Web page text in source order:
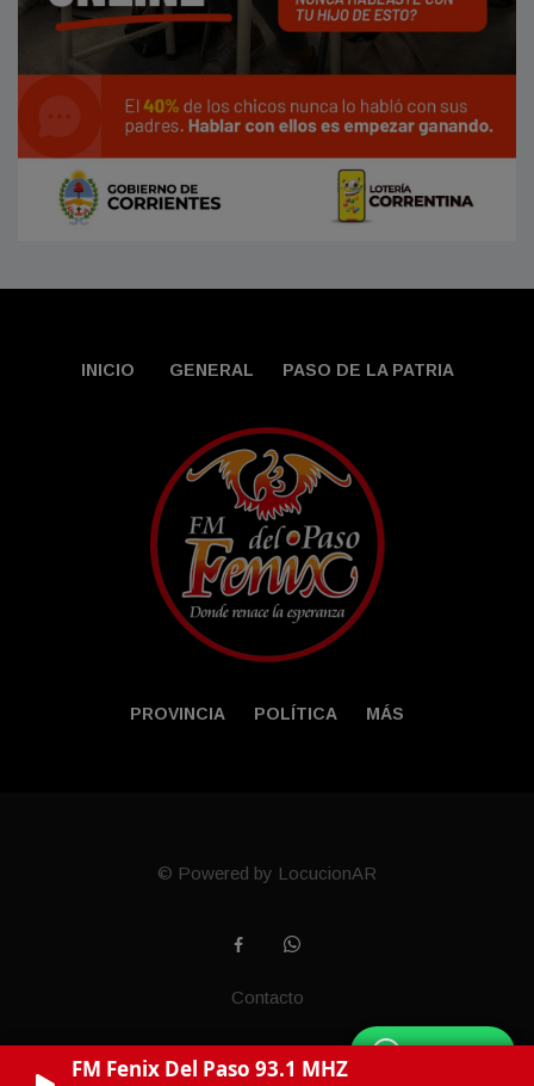
FM Fenix Del Paso 93.1 MHZ
WhatsApp
INICIO GENERAL PASO DE LA PATRIA
PROVINCIA POLÍTICA MÁS
© Powered by LocucionAR
Contacto